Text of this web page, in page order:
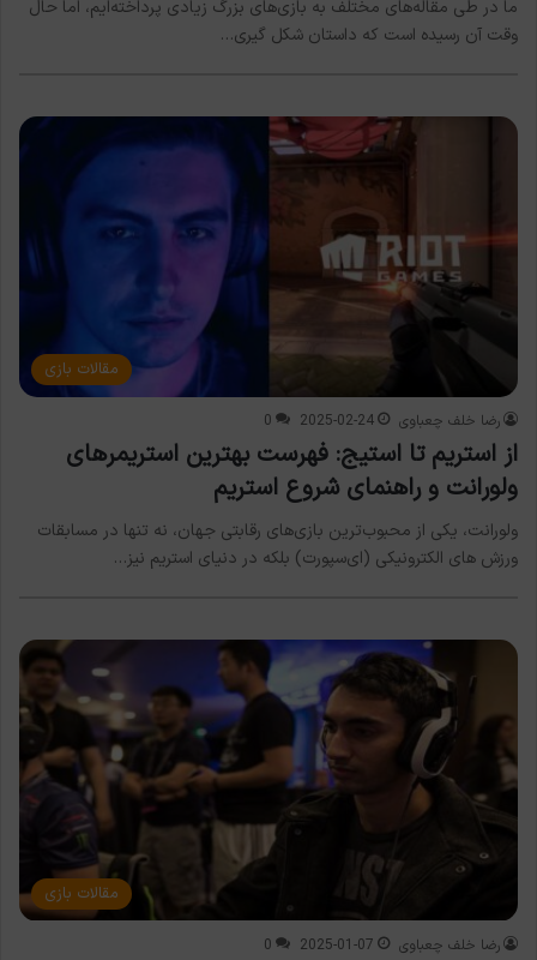
ما در طی مقاله‌های مختلف به بازی‌های بزرگ زیادی پرداخته‌ایم، اما حال
وقت آن رسیده است که داستان شکل گیری…
مقالات بازی
رضا خلف چعباوی 2025-02-24
0
از استریم تا استیج: فهرست بهترین استریمرهای
ولورانت و راهنمای شروع استریم
ولورانت، یکی از محبوب‌ترین بازی‌های رقابتی جهان، نه تنها در مسابقات
ورزش های الکترونیکی (ای‌سپورت) بلکه در دنیای استریم نیز…
مقالات بازی
رضا خلف چعباوی 2025-01-07
0